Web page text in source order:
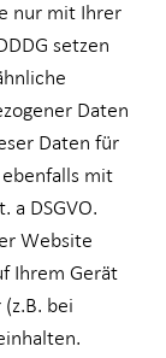
mir und
nur mit Ihrer
setzen
Daten
Daten für
mit
a DSGVO.
Website
Ihrem Gerät
bei